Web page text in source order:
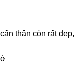
thận còn rất đẹp,